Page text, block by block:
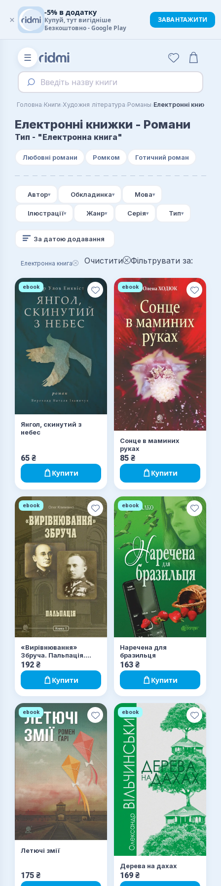
☰
Введіть назву книги
Головна›Книги›Художня література›Романы›Електронні книжки
Електронні книжки - Романи
Тип - "Електронна книга"
Любовні романи Ромком Готичний роман
Автор Обкладинка Мова
Ілюстрації Жанр Серія Тип
За датою додавання
Електронна книга Очистити Фільтрувати за:
ebook
Янгол, скинутий з
небес
65 ₴
Купити
ebook
Сонце в маминих
руках
85 ₴
Купити
ebook
«Вирівнювання»
Збруча. Пальпація.
Книга. 1
192 ₴
Купити
ebook
Наречена для
бразильця
163 ₴
Купити
ebook
Летючі змії
175 ₴
ebook
Дерева на дахах
169 ₴
×
-5% в додатку
Купуй, тут вигідніше
Безкоштовно - Google Play
ЗАВАНТАЖИТИ